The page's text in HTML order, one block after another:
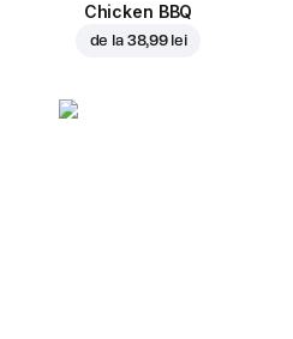
Chicken BBQ
de la 38,99 lei